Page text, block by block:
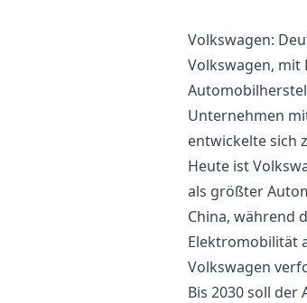
Volkswagen:
Volkswagen,
Unternehmen
entwickelte sich
Heute ist
als größter
China, während
Elektromobilität
Volkswagen
Bis 2030 soll der